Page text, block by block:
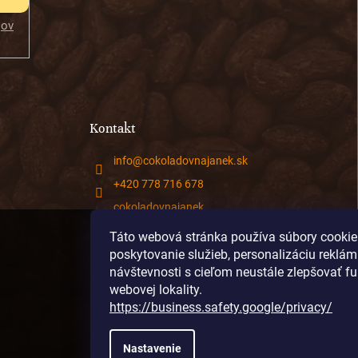
Táto webová stránka používa súbory
poskytovanie služieb, personalizáciu
návštevnosti s cieľom neustále zlepšovať
webovej lokality.
https://business.safety.google/privacy/
Nastavenie
Kontakt
info@cokoladovnajanek.sk
+420 778 716 678
cokoladovnajanek
cokoladovnajanek
@janek_chocolate